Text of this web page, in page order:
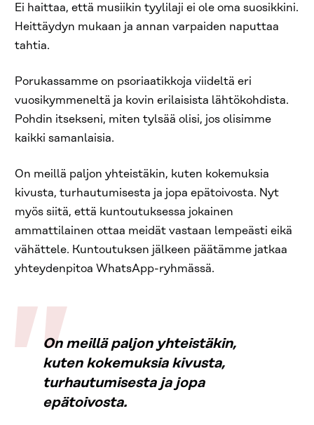
Ei haittaa, että musiikin tyylilaji ei ole oma suosikkini.
Heittäydyn mukaan ja annan varpaiden naputtaa
tahtia.
Porukassamme on psoriaatikkoja viideltä eri
vuosikymmeneltä ja kovin erilaisista lähtökohdista.
Pohdin itsekseni, miten tylsää olisi, jos olisimme
kaikki samanlaisia.
On meillä paljon yhteistäkin, kuten kokemuksia
kivusta, turhautumisesta ja jopa epätoivosta. Nyt
myös siitä, että kuntoutuksessa jokainen
ammattilainen ottaa meidät vastaan lempeästi eikä
vähättele. Kuntoutuksen jälkeen päätämme jatkaa
yhteydenpitoa WhatsApp-ryhmässä.
On meillä paljon yhteistäkin,
kuten kokemuksia kivusta,
turhautumisesta ja jopa
epätoivosta.